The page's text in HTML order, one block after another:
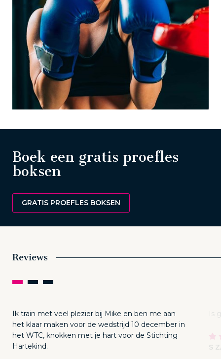
Boek een gratis proefles
boksen
GRATIS PROEFLES BOKSEN
Reviews
Ik train met veel plezier bij Mike en ben me aan
het klaar maken voor de wedstrijd 10 december in
het WTC, knokken met je hart voor de Stichting
Hartekind.
Is
S